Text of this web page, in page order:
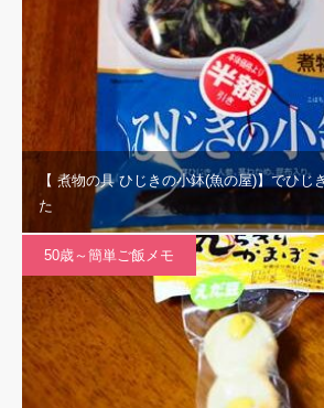
【 煮物の具 ひじきの小鉢(魚の屋)】でひじ
た
50歳～簡単ご飯メモ